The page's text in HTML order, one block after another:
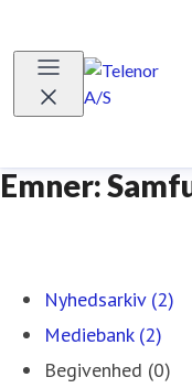
Emner:
Nyhedsarkiv (2)
Mediebank (2)
Begivenhed (0)